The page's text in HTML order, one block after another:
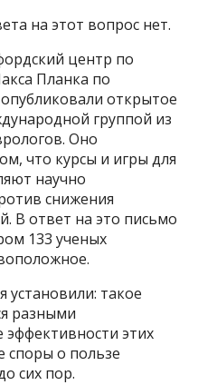
на этот вопрос нет.
центр по
Планка по
открытое
группой из
Оно
что курсы и игры для
научно
снижения
В ответ на это письмо
133 ученых
установили: такое
разными
этих
споры о пользе
сих пор.